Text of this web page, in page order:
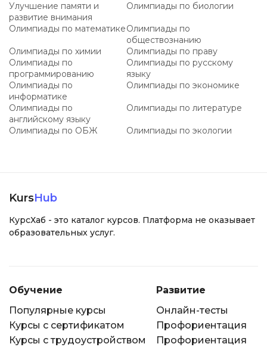
Улучшение памяти и
развитие внимания
Олимпиады по биологии
Олимпиады по математикеОлимпиады по
обществознанию
Олимпиады по химии
Олимпиады по праву
Олимпиады по
программированию
Олимпиады по русскому
языку
Олимпиады по
информатике
Олимпиады по экономике
Олимпиады по
английскому языку
Олимпиады по литературе
Олимпиады по ОБЖ Олимпиады по экологии
KursHub
КурсХаб - это каталог курсов. Платформа не оказывает
образовательных услуг.
Обучение
Популярные курсы
Курсы с сертификатом
Курсы с трудоустройством
Развитие
Онлайн-тесты
Профориентация
Профориентация